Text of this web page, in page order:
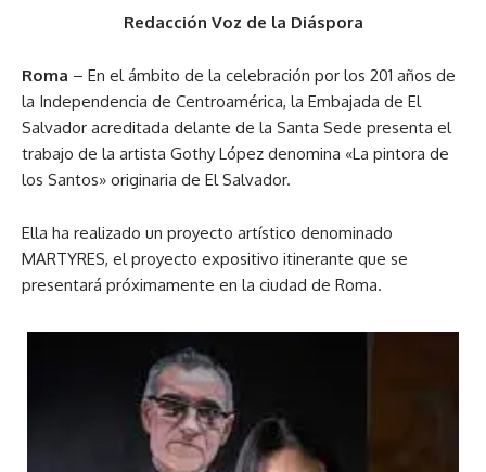
Redacción Voz de la Diáspora
Roma – En el ámbito de la celebración por los 201 años de
la Independencia de Centroamérica, la Embajada de El
Salvador acreditada delante de la Santa Sede presenta el
trabajo de la artista Gothy López denomina «La pintora de
los Santos» originaria de El Salvador.
Ella ha realizado un proyecto artístico denominado
MARTYRES, el proyecto expositivo itinerante que se
presentará próximamente en la ciudad de Roma.